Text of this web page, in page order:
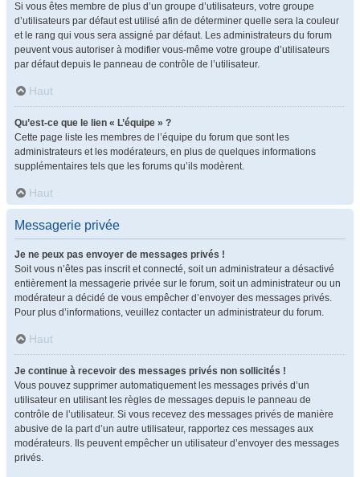
Si vous êtes membre de plus d’un groupe d’utilisateurs, votre groupe
d’utilisateurs par défaut est utilisé afin de déterminer quelle sera la couleur
et le rang qui vous sera assigné par défaut. Les administrateurs du forum
peuvent vous autoriser à modifier vous-même votre groupe d’utilisateurs
par défaut depuis le panneau de contrôle de l’utilisateur.
Haut
Qu’est-ce que le lien « L’équipe » ?
Cette page liste les membres de l’équipe du forum que sont les
administrateurs et les modérateurs, en plus de quelques informations
supplémentaires tels que les forums qu’ils modèrent.
Haut
Messagerie privée
Je ne peux pas envoyer de messages privés !
Soit vous n’êtes pas inscrit et connecté, soit un administrateur a désactivé
entièrement la messagerie privée sur le forum, soit un administrateur ou un
modérateur a décidé de vous empêcher d’envoyer des messages privés.
Pour plus d’informations, veuillez contacter un administrateur du forum.
Haut
Je continue à recevoir des messages privés non sollicités !
Vous pouvez supprimer automatiquement les messages privés d’un
utilisateur en utilisant les règles de messages depuis le panneau de
contrôle de l’utilisateur. Si vous recevez des messages privés de manière
abusive de la part d’un autre utilisateur, rapportez ces messages aux
modérateurs. Ils peuvent empêcher un utilisateur d’envoyer des messages
privés.